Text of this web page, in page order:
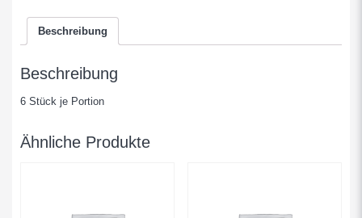
Sesam
Menge
Beschreibung
Beschreibung
6 Stück je Portion
Ähnliche Produkte